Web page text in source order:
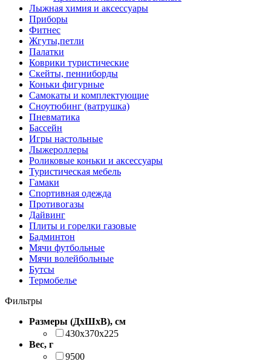
Лыжная химия и аксессуары
Приборы
Фитнес
Жгуты,петли
Палатки
Коврики туристические
Скейты, пенниборды
Коньки фигурные
Самокаты и комплектующие
Сноутюбинг (ватрушка)
Пневматика
Бассейн
Игры настольные
Лыжероллеры
Роликовые коньки и аксессуары
Туристическая мебель
Гамаки
Спортивная одежда
Противогазы
Дайвинг
Плиты и горелки газовые
Бадминтон
Мячи футбольные
Мячи волейбольные
Бутсы
Термобелье
Фильтры
Размеры (ДхШхВ), см
430х370х225
Вес, г
9500